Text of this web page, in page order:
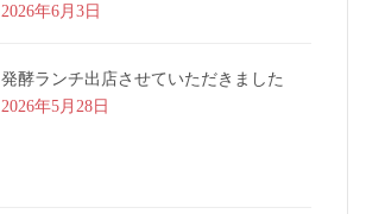
2026年6月3日
発酵ランチ出店させていただきました
2026年5月28日